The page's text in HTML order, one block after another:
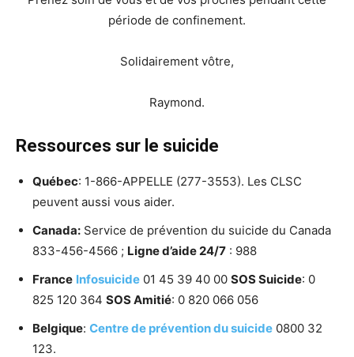
période de confinement.
Solidairement vôtre,
Raymond.
Ressources sur le suicide
Québec: 1-866-APPELLE (277-3553). Les CLSC
peuvent aussi vous aider.
Canada: Service de prévention du suicide du Canada
833-456-4566 ; Ligne d’aide 24/7 : 988
France Infosuicide 01 45 39 40 00 SOS Suicide: 0
825 120 364 SOS Amitié: 0 820 066 056
Belgique: Centre de prévention du suicide 0800 32
123.